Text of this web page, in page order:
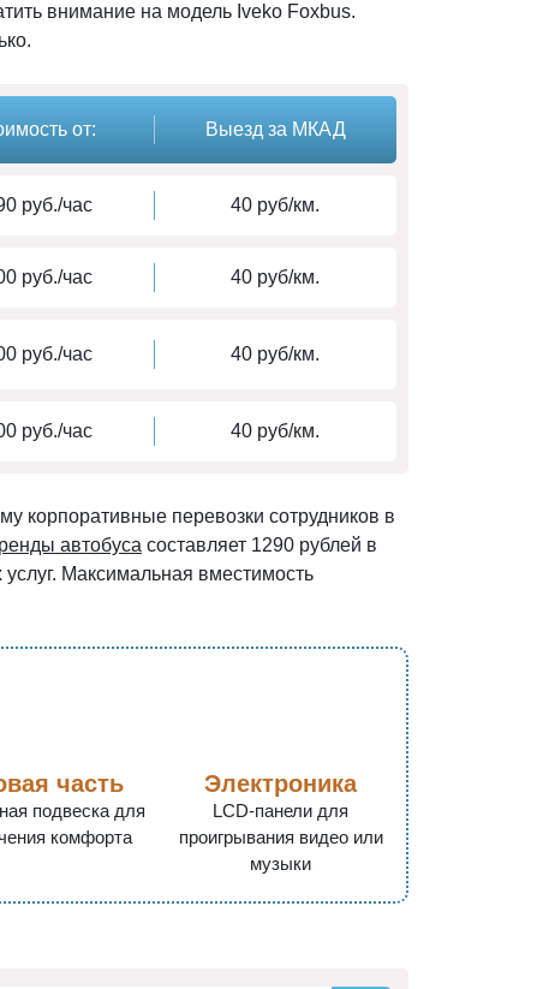
внимание на модель Iveko Foxbus.
от: Выезд за МКАД
руб./час 40 руб/км.
руб./час 40 руб/км.
руб./час 40 руб/км.
руб./час 40 руб/км.
корпоративные перевозки сотрудников в
автобуса составляет 1290 рублей в
Максимальная вместимость
часть
подвеска для
комфорта
Электроника
LCD-панели для
проигрывания видео или
музыки